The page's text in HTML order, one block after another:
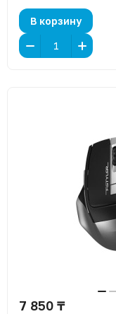
В корзину
7 850 ₸